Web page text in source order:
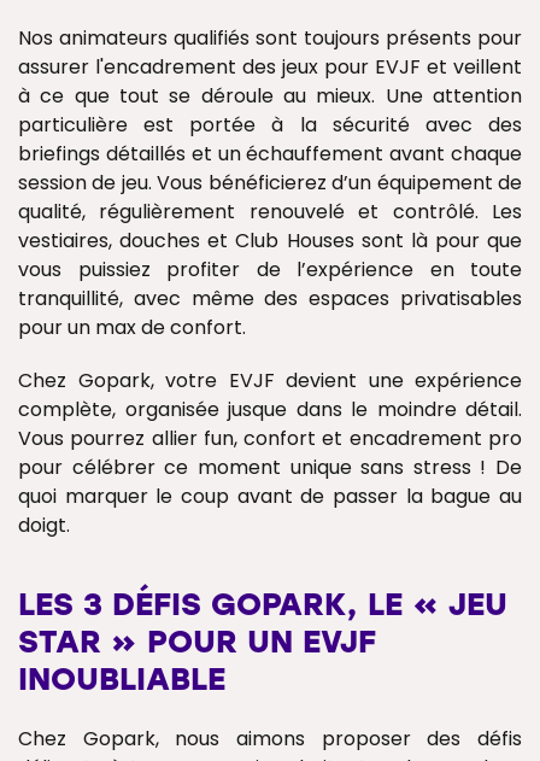
Nos animateurs qualifiés sont toujours présents pour
assurer l'encadrement des jeux pour EVJF et veillent
à ce que tout se déroule au mieux. Une attention
particulière est portée à la sécurité avec des
briefings détaillés et un échauffement avant chaque
session de jeu. Vous bénéficierez d’un équipement de
qualité, régulièrement renouvelé et contrôlé. Les
vestiaires, douches et Club Houses sont là pour que
vous puissiez profiter de l’expérience en toute
tranquillité, avec même des espaces privatisables
pour un max de confort.
Chez Gopark, votre EVJF devient une expérience
complète, organisée jusque dans le moindre détail.
Vous pourrez allier fun, confort et encadrement pro
pour célébrer ce moment unique sans stress ! De
quoi marquer le coup avant de passer la bague au
doigt.
LES 3 DÉFIS GOPARK, LE « JEU
STAR » POUR UN EVJF
INOUBLIABLE
Chez Gopark, nous aimons proposer des défis